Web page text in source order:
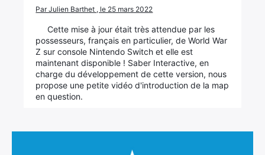
Par Julien Barthet , le 25 mars 2022
Cette mise à jour était très attendue par les
possesseurs, français en particulier, de World War
Z sur console Nintendo Switch et elle est
maintenant disponible ! Saber Interactive, en
charge du développement de cette version, nous
propose une petite vidéo d'introduction de la map
en question.